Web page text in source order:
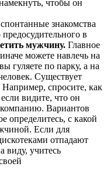
чтобы он
знакомства
в
мужчину. Главное
можете навлечь на
гуляете по парку, а на
Существует
Например, спросите, как
видите, что он
компанию. Вариантов
определитесь, с какой
Если для
отпадают
виду, учитесь